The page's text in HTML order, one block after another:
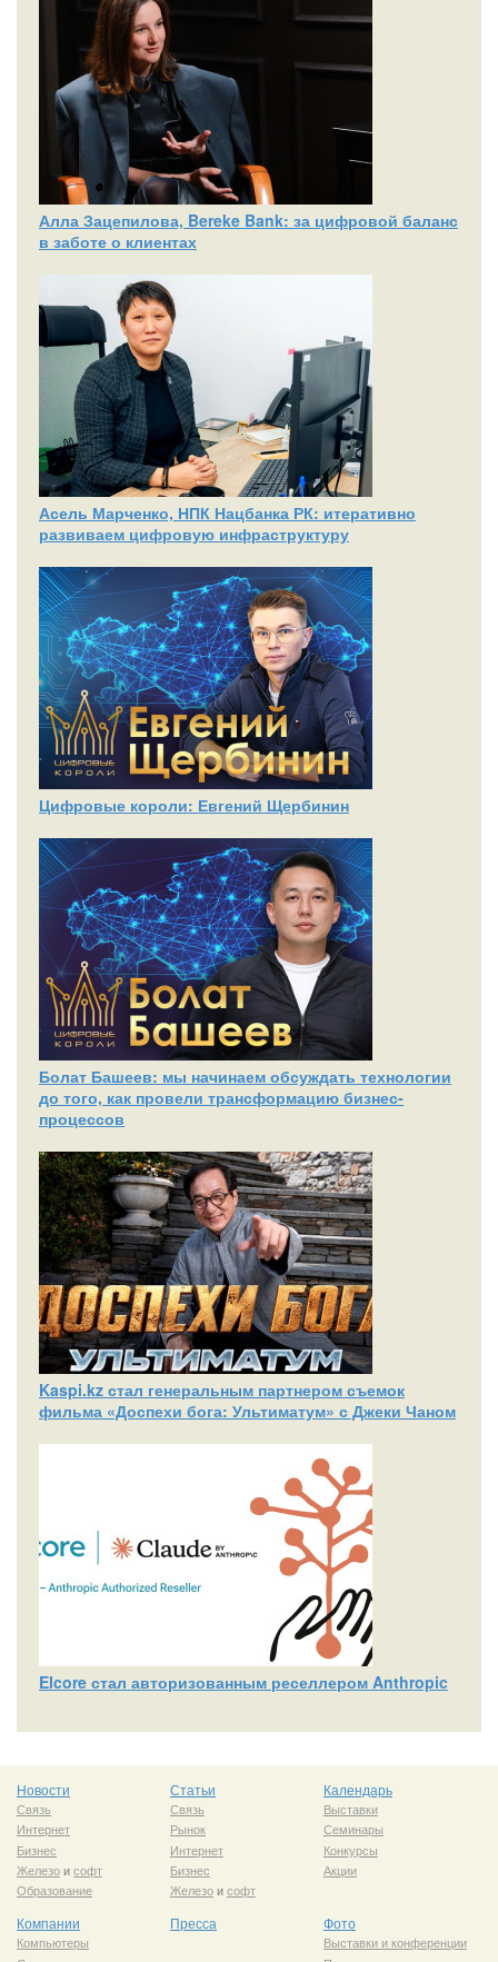
Алла Зацепилова, Bereke Bank: за цифровой баланс
в заботе о клиентах
Асель Марченко, НПК Нацбанка РК: итеративно
развиваем цифровую инфраструктуру
Цифровые короли: Евгений Щербинин
Болат Башеев: мы начинаем обсуждать технологии
до того, как провели трансформацию бизнес-
процессов
Kaspi.kz стал генеральным партнером съемок
фильма «Доспехи бога: Ультиматум» с Джеки Чаном
Elcore стал авторизованным реселлером Anthropic
Новости
Связь
Интернет
Бизнес
Железоисофт
Образование
Статьи
Связь
Рынок
Интернет
Бизнес
Железоисофт
Календарь
Выставки
Семинары
Конкурсы
Акции
Компании
Компьютеры
Пресса Фото
Выставки и конференции